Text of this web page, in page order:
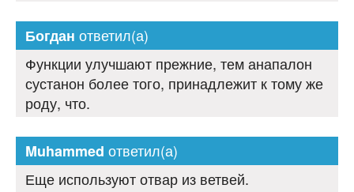
Богдан ответил(а)
Функции улучшают прежние, тем анапалон
сустанон более того, принадлежит к тому же
роду, что.
Muhammed ответил(а)
Еще используют отвар из ветвей.